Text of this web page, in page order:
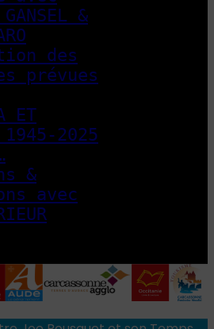
&
des
prévues
ET
1945-2025
&
avec